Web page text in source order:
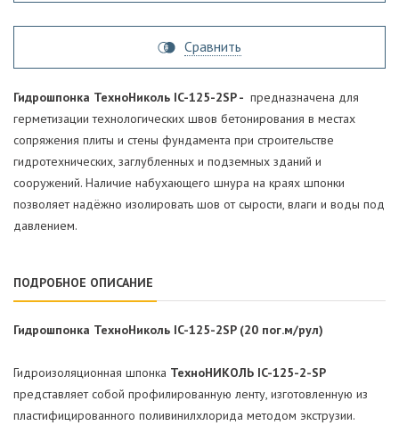
Сравнить
Гидрошпонка ТехноНиколь IC-125-2SP - предназначена для
герметизации технологических швов бетонирования в местах
сопряжения плиты и стены фундамента при строительстве
гидротехнических, заглубленных и подземных зданий и
сооружений. Наличие набухающего шнура на краях шпонки
позволяет надёжно изолировать шов от сырости, влаги и воды под
давлением.
ПОДРОБНОЕ ОПИСАНИЕ
Гидрошпонка ТехноНиколь IC-125-2SP (20 пог.м/рул)
Гидроизоляционная шпонка ТехноНИКОЛЬ IC-125-2-SP
представляет собой профилированную ленту, изготовленную из
пластифицированного поливинилхлорида методом экструзии.